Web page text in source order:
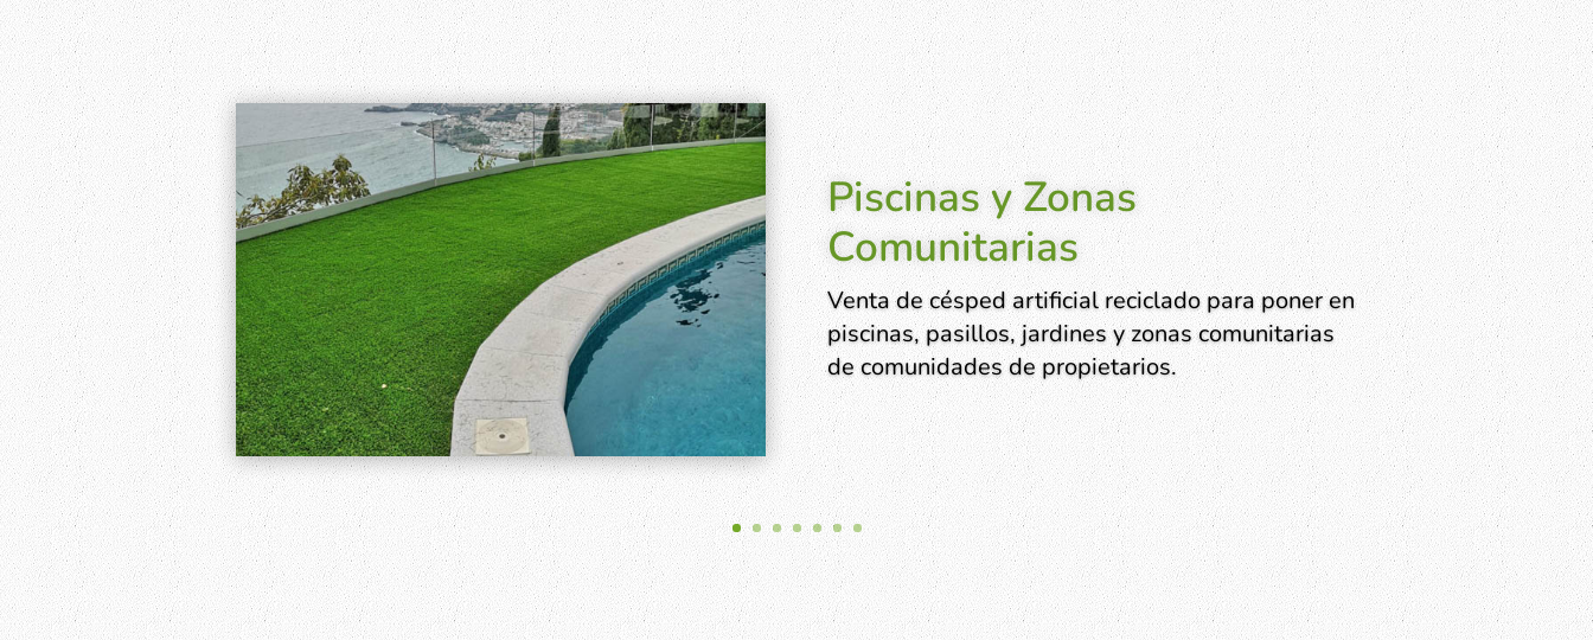
Césped Deportivo
Consúltenos disponibilidad y precio para comprar
césped artificial de segunda mano e instalar en
su área de juego deportiva.